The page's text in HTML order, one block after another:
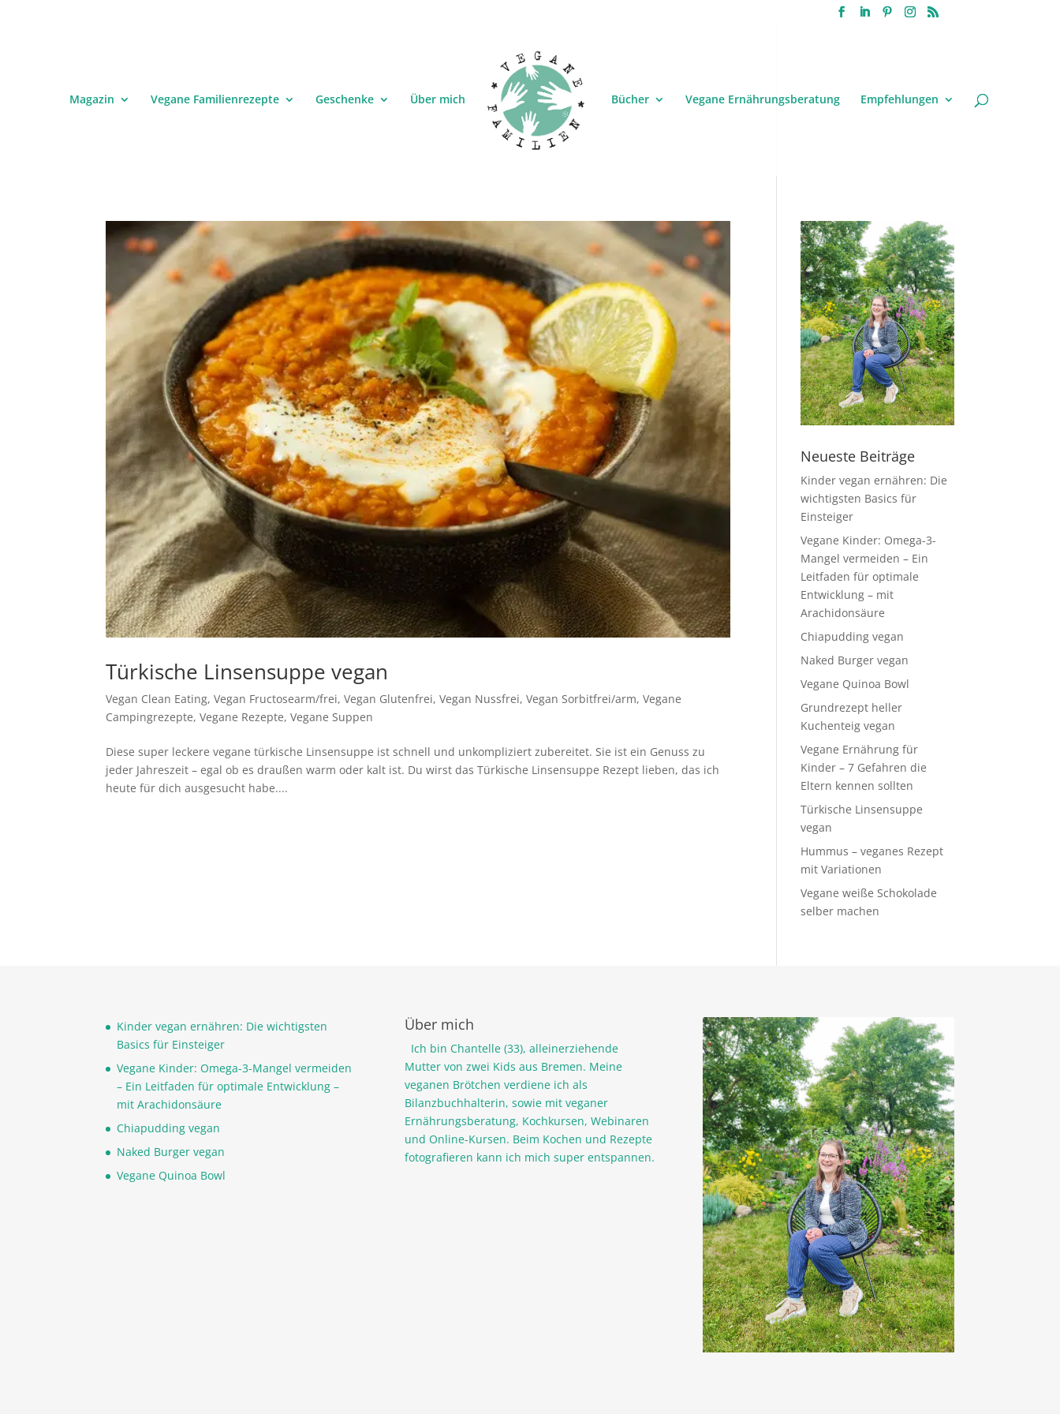
Magazin Vegane Familienrezepte Geschenke Über mich Bücher Vegane Ernährungsberatung Empfehlungen
Türkische Linsensuppe vegan
Vegan Clean Eating,Vegan Fructosearm/frei,Vegan Glutenfrei,Vegan Nussfrei,Vegan Sorbitfrei/arm,Vegane
Campingrezepte,Vegane Rezepte,Vegane Suppen
Diese super leckere vegane türkische Linsensuppe ist schnell und unkompliziert zubereitet. Sie ist ein Genuss zu
jeder Jahreszeit – egal ob es draußen warm oder kalt ist. Du wirst das Türkische Linsensuppe Rezept lieben, das ich
heute für dich ausgesucht habe....
Neueste Beiträge
Kinder vegan ernähren: Die
wichtigsten Basics für
Einsteiger
Vegane Kinder: Omega-3-
Mangel vermeiden – Ein
Leitfaden für optimale
Entwicklung – mit
Arachidonsäure
Chiapudding vegan
Naked Burger vegan
Vegane Quinoa Bowl
Grundrezept heller
Kuchenteig vegan
Vegane Ernährung für
Kinder – 7 Gefahren die
Eltern kennen sollten
Türkische Linsensuppe
vegan
Hummus – veganes Rezept
mit Variationen
Vegane weiße Schokolade
selber machen
Kinder vegan ernähren: Die wichtigsten
Basics für Einsteiger
Vegane Kinder: Omega-3-Mangel vermeiden
– Ein Leitfaden für optimale Entwicklung –
mit Arachidonsäure
Chiapudding vegan
Naked Burger vegan
Vegane Quinoa Bowl
Über mich
Ich bin Chantelle (33), alleinerziehende
Mutter von zwei Kids aus Bremen. Meine
veganen Brötchen verdiene ich als
Bilanzbuchhalterin, sowie mit veganer
Ernährungsberatung, Kochkursen, Webinaren
und Online-Kursen. Beim Kochen und Rezepte
fotografieren kann ich mich super entspannen.